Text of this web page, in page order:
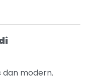
modern.